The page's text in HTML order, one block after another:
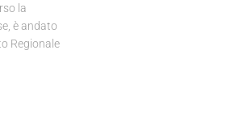
la
è andato
Regionale